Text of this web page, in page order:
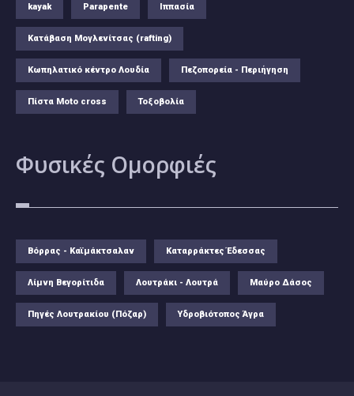
kayak Parapente Ιππασία
Κατάβαση Μογλενίτσας (rafting)
Κωπηλατικό κέντρο Λουδία Πεζοπορεία - Περιήγηση
Πίστα Moto cross Τοξοβολία
Φυσικές Ομορφιές
Βόρρας - Καϊμάκτσαλαν Καταρράκτες Έδεσσας
Λίμνη Βεγορίτιδα Λουτράκι - Λουτρά Μαύρο Δάσος
Πηγές Λουτρακίου (Πόζαρ) Υδροβιότοπος Άγρα